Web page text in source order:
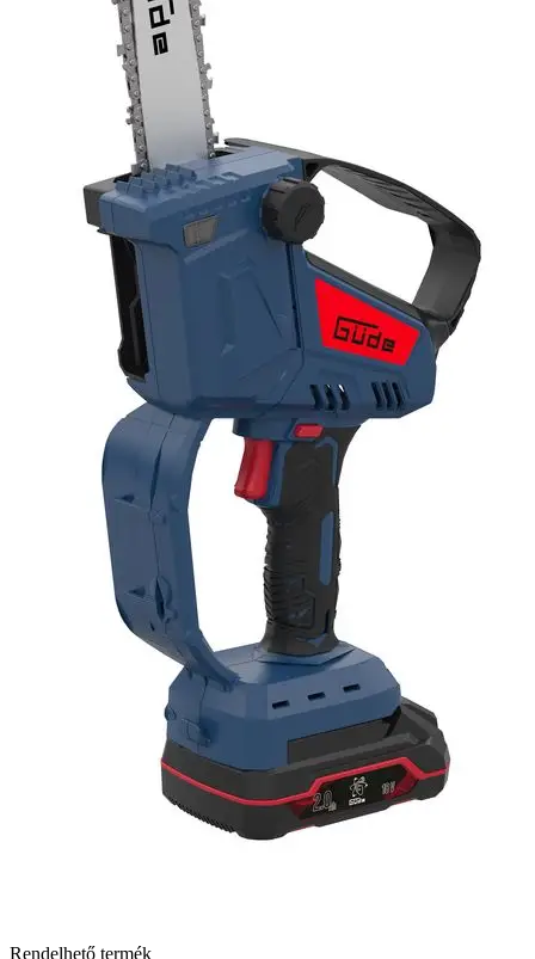
Rendelhető termék